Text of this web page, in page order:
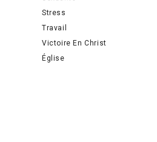
Stress
Travail
Victoire En Christ
Église